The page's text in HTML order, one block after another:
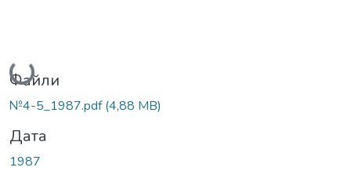
Вантажиться...
Файли
№4-5_1987.pdf(4,88 MB)
Дата
1987